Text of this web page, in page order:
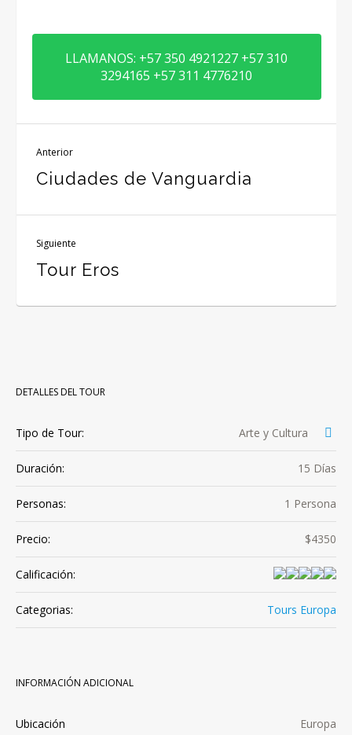
LLAMANOS: +57 350 4921227 +57 310
3294165 +57 311 4776210
Anterior
Ciudades de Vanguardia
Siguiente
Tour Eros
DETALLES DEL TOUR
Tipo de Tour: Arte y Cultura
Duración: 15 Días
Personas: 1 Persona
Precio: $4350
Calificación:
Categorias: Tours Europa
INFORMACIÓN ADICIONAL
Ubicación Europa